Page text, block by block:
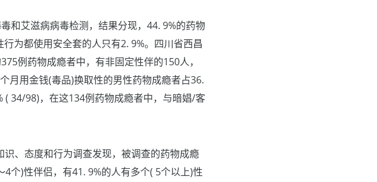
和艾滋病病毒检测，结果分现，44. 9%的药物
为都使用安全套的人只有2. 9%。四川省西昌
例药物成瘾者中，有非固定性伴的150人，
月用金钱(毒品)换取性的男性药物成瘾者占36.
( 34/98)，在这134例药物成瘾者中，与暗娼/客
、态度和行为调查发现，被调查的药物成瘾
个)性伴侣，有41. 9%的人有多个( 5个以上)性